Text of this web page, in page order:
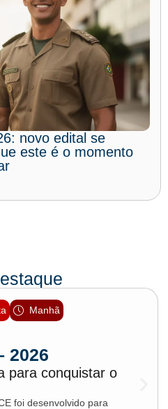
novo edital se
este é o momento
Manhã
2026
para conquistar o
foi desenvolvido para